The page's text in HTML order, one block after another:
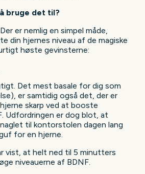
bruge det til?
er nemlig en simpel måde,
din hjernes niveau af de magiske
høste gevinsterne:
Det mest basale for dig som
er samtidig også det, der er
skarp ved at booste
Udfordringen er dog blot, at
til kontorstolen dagen lang
for en hjerne.
vist, at helt ned til 5 minutters
niveauerne af BDNF.